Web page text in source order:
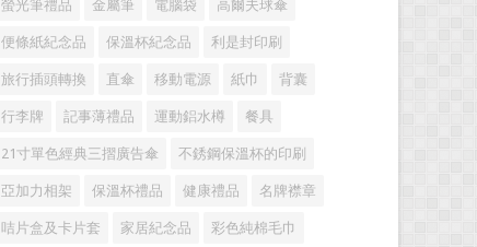
螢光筆禮品 金屬筆 電腦袋 高爾夫球傘
便條紙紀念品 保溫杯紀念品 利是封印刷
旅行插頭轉換 直傘 移動電源 紙巾 背囊
行李牌 記事薄禮品 運動鋁水樽 餐具
21寸單色經典三摺廣告傘 不銹鋼保溫杯的印刷
亞加力相架 保溫杯禮品 健康禮品 名牌襟章
咭片盒及卡片套 家居紀念品 彩色純棉毛巾